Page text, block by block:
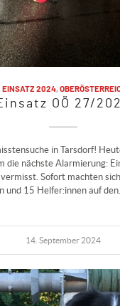
EINSATZ 2024,
OÖ 27/
in Tarsdorf!
die nächste Alarmierung:
Sofort machten
und 15 Helfer:innen auf den…
14. September 2024